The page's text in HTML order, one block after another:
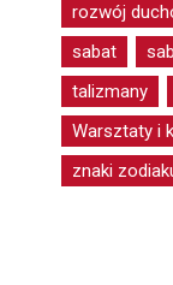
rozwój
sabat
talizmany
Warsztaty i
znaki